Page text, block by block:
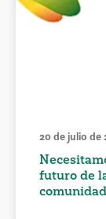
20 de julio de
futuro de
comunidad